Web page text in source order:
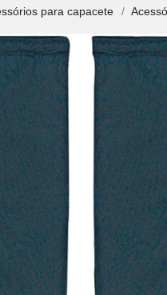
para capacete